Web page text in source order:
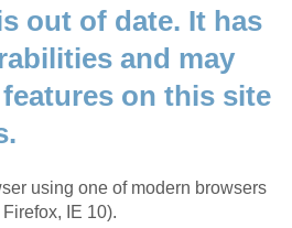
out of date. It has
and may
on this site
using one of modern browsers
IE 10).